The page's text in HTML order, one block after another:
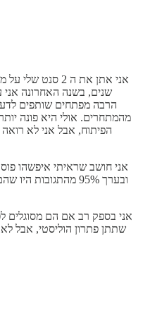
אני אתן את ה 2
שנים, בשנה האחרונה אני
הרבה מפתחים שותפים
מהמתחרים. אולי היא פונה
הפיתוח, אבל אני לא
אני חושב שראיתי איפשהו
ובערך 95%
אני בספק רב אם הם מסוגלים
שתתן פתרון הוליסטי, אבל לא